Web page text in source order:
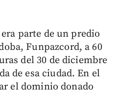
parte de un predio
Funpazcord, a 60
del 30 de diciembre
de esa ciudad. En el
el dominio donado